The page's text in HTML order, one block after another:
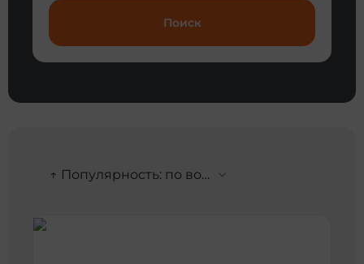
Поиск
↑ Популярность: по возрастанию